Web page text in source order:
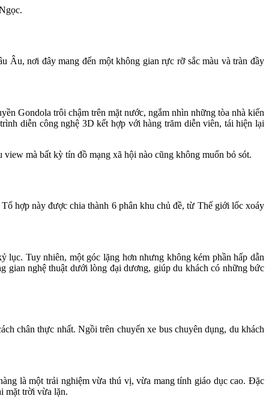
Âu, nơi đây mang đến một không gian rực rỡ sắc màu và tràn đầy
Gondola trôi chậm trên mặt nước, ngắm nhìn những tòa nhà kiến
diễn công nghệ 3D kết hợp với hàng trăm diễn viên, tái hiện lại
mà bất kỳ tín đồ mạng xã hội nào cũng không muốn bỏ sót.
hợp này được chia thành 6 phân khu chủ đề, từ Thế giới lốc xoáy
Tuy nhiên, một góc lặng hơn nhưng không kém phần hấp dẫn
gian nghệ thuật dưới lòng đại dương, giúp du khách có những bức
chân thực nhất. Ngồi trên chuyến xe bus chuyên dụng, du khách
là một trải nghiệm vừa thú vị, vừa mang tính giáo dục cao. Đặc
mặt trời vừa lặn.